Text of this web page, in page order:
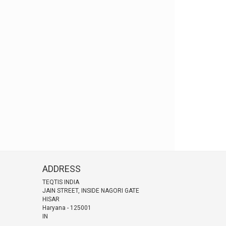
ADDRESS
TEQTIS INDIA
JAIN STREET, INSIDE NAGORI GATE
HISAR
Haryana - 125001
IN